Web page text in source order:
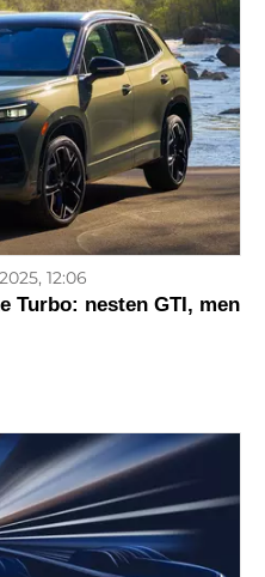
12:06
Turbo: nesten GTI, men